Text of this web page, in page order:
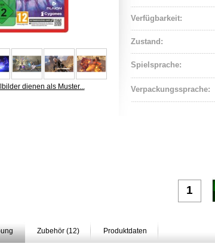
dienen als Muster...
Verfügbarkeit:
Zustand:
Spielsprache:
Verpackungssprache:
Zubehör (12) Produktdaten